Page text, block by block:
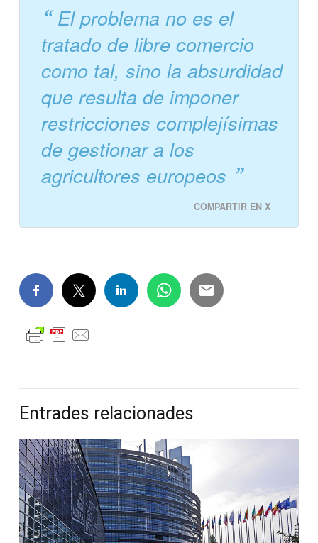
El problema no es el
tratado de libre comercio
como tal, sino la absurdidad
que resulta de imponer
restricciones complejísimas
de gestionar a los
agricultores europeos
COMPARTIR EN X
Entrades relacionades